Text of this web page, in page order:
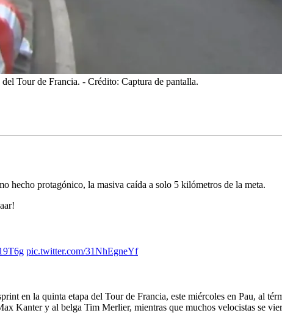
Tour de Francia. - Crédito: Captura de pantalla.
hecho protagónico, la masiva caída a solo 5 kilómetros de la meta.
pic.twitter.com/31NhEgneYf
en la quinta etapa del Tour de Francia, este miércoles en Pau, al
Kanter y al belga Tim Merlier, mientras que muchos velocistas se